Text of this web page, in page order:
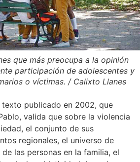
que más preocupa a la opinión
participación de adolescentes y
o víctimas. / Calixto Llanes
publicado en 2002, que
valida que sobre la violencia
el conjunto de sus
regionales, el universo de
las personas en la familia, el